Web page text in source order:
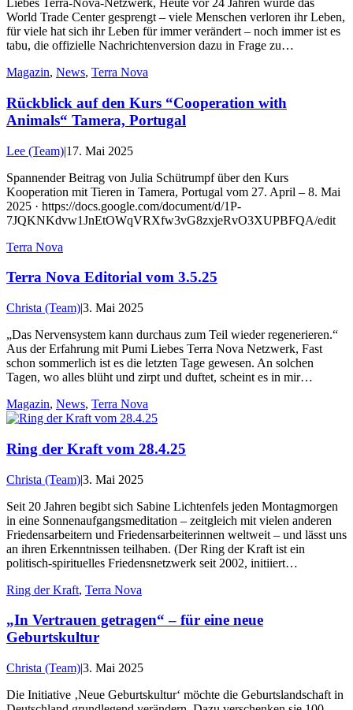
Liebes Terra-Nova-Netzwerk, Heute vor 24 Jahren wurde das
World Trade Center gesprengt – viele Menschen verloren ihr Leben,
für viele hat sich ihr Leben für immer verändert – noch immer ist es
tabu, die offizielle Nachrichtenversion dazu in Frage zu…
Magazin, News, Terra Nova
Rückblick auf den Kurs “Cooperation with
Animals“ Tamera, Portugal
Lee (Team)|17. Mai 2025
Spannender Beitrag von Julia Schütrumpf über den Kurs
Kooperation mit Tieren in Tamera, Portugal vom 27. April – 8. Mai
2025 · https://docs.google.com/document/d/1P-
7JQKNKdvw1JnEtOWqVRXfw3vG8zxjeRvO3XUPBFQA/edit
Terra Nova
Terra Nova Editorial vom 3.5.25
Christa (Team)|3. Mai 2025
„Das Nervensystem kann durchaus zum Teil wieder regenerieren.“
Aus der Erfahrung mit Pumi Liebes Terra Nova Netzwerk, Fast
schon sommerlich ist es die letzten Tage gewesen. An solchen
Tagen, wo alles blüht und zirpt und duftet, scheint es in mir…
Magazin, News, Terra Nova
Ring der Kraft vom 28.4.25
Christa (Team)|3. Mai 2025
Seit 20 Jahren begibt sich Sabine Lichtenfels jeden Montagmorgen
in eine Sonnenaufgangsmeditation – zeitgleich mit vielen anderen
Friedensarbeitern und Friedensarbeiterinnen weltweit – und lässt uns
an ihren Erkenntnissen teilhaben. (Der Ring der Kraft ist ein
politisch-spirituelles Friedensnetzwerk seit 2002, initiiert…
Ring der Kraft, Terra Nova
„In Vertrauen getragen“ – für eine neue
Geburtskultur
Christa (Team)|3. Mai 2025
Die Initiative ‚Neue Geburtskultur‘ möchte die Geburtslandschaft in